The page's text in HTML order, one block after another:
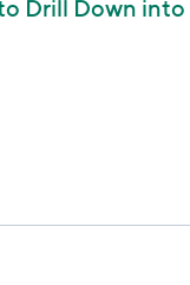
Drill Down into